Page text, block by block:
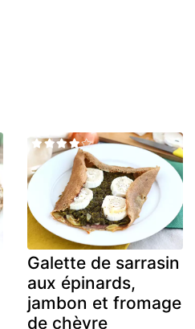
Galette de sarrasin
aux épinards,
jambon et fromage
de chèvre